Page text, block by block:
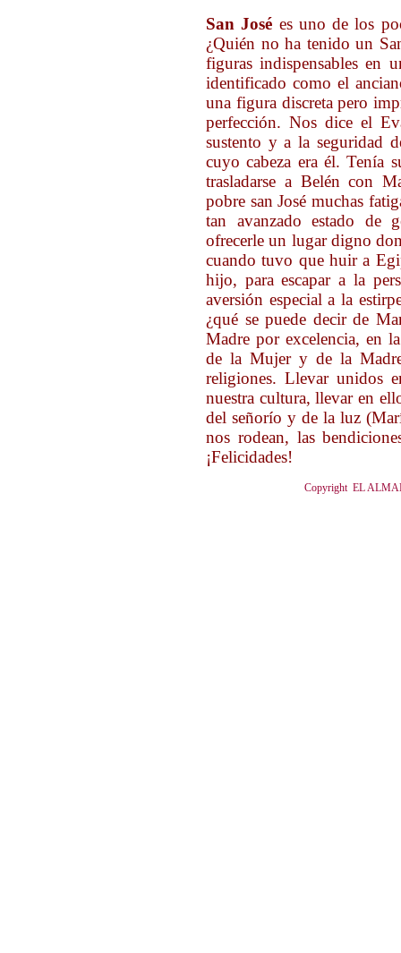
San José es uno de los
¿Quién no ha tenido un
figuras indispensables en
identificado como el
una figura discreta pero
perfección. Nos dice el
sustento y a la seguridad
cuyo cabeza era él. Tenía
trasladarse a Belén con
pobre san José muchas
tan avanzado estado de
ofrecerle un lugar digno
cuando tuvo que huir a
hijo, para escapar a la
aversión especial a la
¿qué se puede decir de
Madre por excelencia, en
de la Mujer y de la
religiones. Llevar unidos
nuestra cultura, llevar en
del señorío y de la luz
nos rodean, las
¡Felicidades!
Copyright EL